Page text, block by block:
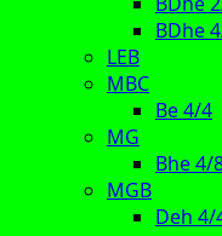
BDhe
LEB
MBC
Be 4/4
MG
Bhe 4/
MGB
Deh 4/